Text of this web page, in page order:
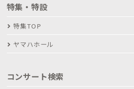
特集・特設
特集TOP
ヤマハホール
コンサート検索